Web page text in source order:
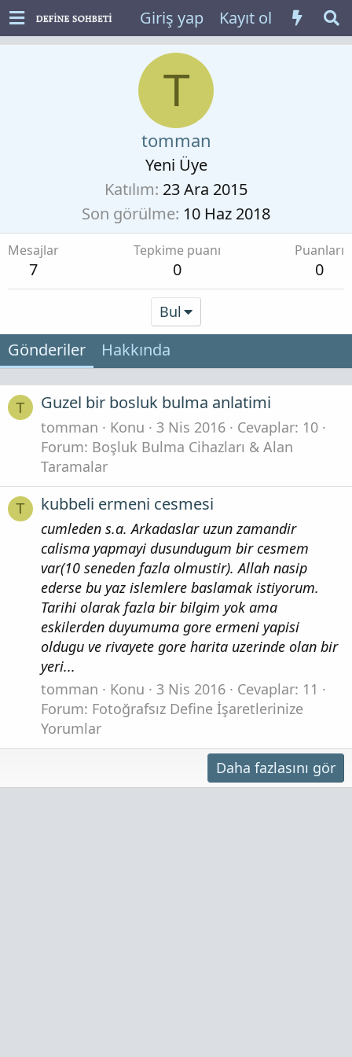
Giriş yap Kayıt ol
T
tomman
Yeni Üye
Katılım 23 Ara 2015
Son görülme 10 Haz 2018
Mesajlar
7
Tepkime puanı
0
Puanları
0
Bul
Gönderiler Hakkında
T Guzel bir bosluk bulma anlatimi
tomman Konu 3 Nis 2016
Cevaplar: 10
Forum: Boşluk Bulma Cihazları & Alan
Taramalar
T kubbeli ermeni cesmesi
cumleden s.a. Arkadaslar uzun zamandir
calisma yapmayi dusundugum bir cesmem
var(10 seneden fazla olmustir). Allah nasip
ederse bu yaz islemlere baslamak istiyorum.
Tarihi olarak fazla bir bilgim yok ama
eskilerden duyumuma gore ermeni yapisi
oldugu ve rivayete gore harita uzerinde olan bir
yeri...
tomman
Konu 3 Nis 2016
Cevaplar: 11
Forum: Fotoğrafsız Define İşaretlerinize
Yorumlar
Daha fazlasını gör